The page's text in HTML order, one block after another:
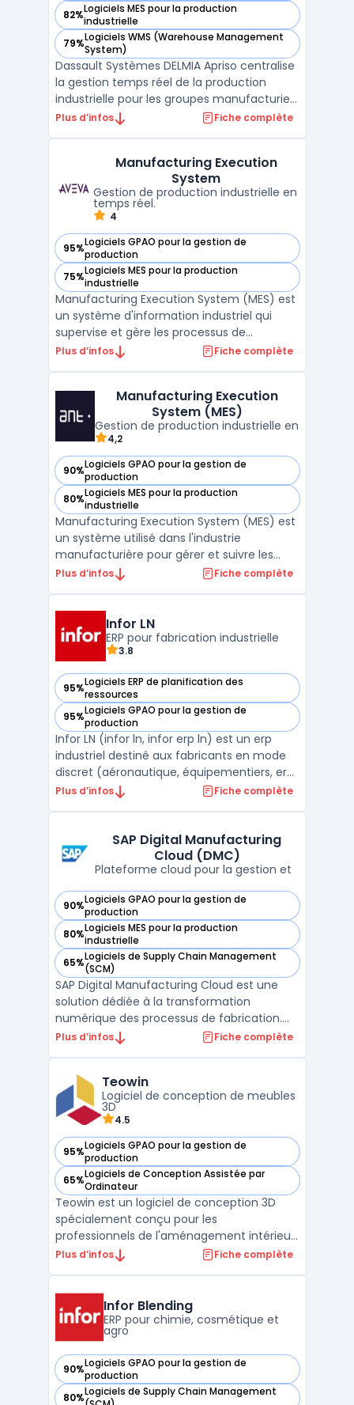
82%Logiciels MES pour la production
industrielle
— voir Dassault Systèmes DELMIA Apriso dans cette
79%Logiciels WMS (Warehouse Management
System)
— voir Dassault Systèmes DELMIA Apriso dans cette
Dassault Systèmes DELMIA Apriso centralise
la gestion temps réel de la production
industrielle pour les groupes manufacturiers
multi-sites. Ce logiciel Manufacturing
planification à la qualité, jusqu’au pilotage
des stocks et d ...
Plus d’infos Fiche complète
Manufacturing Execution
System
Gestion de production industrielle en
temps réel.
4
95%Logiciels GPAO pour la gestion de
production
— voir Manufacturing Execution System dans cette
75%Logiciels MES pour la production
industrielle
— voir Manufacturing Execution System dans cette
Manufacturing Execution System (MES) est
un système d'information industriel qui
supervise et gère les processus de
production en temps réel. Il collecte,
responsables de production de prendre des
décisions rapides et éclairées basée ...
Plus d’infos Fiche complète
Manufacturing Execution
System (MES)
Gestion de production industrielle en
4,2
90%Logiciels GPAO pour la gestion de
production
— voir Manufacturing Execution System (MES) dans cette
80%Logiciels MES pour la production
industrielle
— voir Manufacturing Execution System (MES) dans cette
Manufacturing Execution System (MES) est
un système utilisé dans l'industrie
manufacturière pour gérer et suivre les
processus de production en temps réel. Il
récupération de données sur le statut de la
production en temps rée ...
Plus d’infos Fiche complète
Infor LN
ERP pour fabrication industrielle
3.8
95%Logiciels ERP de planification des
ressources
— voir Infor LN dans cette catégorie
95%Logiciels GPAO pour la gestion de
production
— voir Infor LN dans cette catégorie
Infor LN (infor ln, infor erp ln) est un erp
industriel destiné aux fabricants en mode
discret (aéronautique, équipementiers, erp
automobile, machines). La solution couvre
des données par entreprise, site et entre ...
Plus d’infos Fiche complète
SAP Digital Manufacturing
Cloud (DMC)
Plateforme cloud pour la gestion et
90%Logiciels GPAO pour la gestion de
production
— voir SAP Digital Manufacturing Cloud (DMC) dans cette
80%Logiciels MES pour la production
industrielle
— voir SAP Digital Manufacturing Cloud (DMC) dans cette
65%Logiciels de Supply Chain Management
(SCM)
— voir SAP Digital Manufacturing Cloud (DMC) dans cette
SAP Digital Manufacturing Cloud est une
solution dédiée à la transformation
numérique des processus de fabrication.
Ce logiciel s’intègre dans un écosystème
souhaitant optimiser leurs opérations. Avec
son focus sur l’au ...
Plus d’infos Fiche complète
Teowin
Logiciel de conception de meubles
3D
4.5
95%Logiciels GPAO pour la gestion de
production
— voir Teowin dans cette catégorie
65%Logiciels de Conception Assistée par
Ordinateur
— voir Teowin dans cette catégorie
Teowin est un logiciel de conception 3D
spécialement conçu pour les
professionnels de l'aménagement intérieur
et de la fabrication de meubles. Avec son
précis pour l'agencement des espaces et la
conception de meubles ...
Plus d’infos Fiche complète
Infor Blending
ERP pour chimie, cosmétique et
agro
90%Logiciels GPAO pour la gestion de
production
— voir Infor Blending dans cette catégorie
80%Logiciels de Supply Chain Management